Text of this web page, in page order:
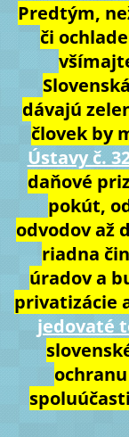
Predtým,
či
dávajú
človek by
Ústavy č.
daňové
pokút,
odvodov až
riadna
úradov a
privatizácie
jedovaté